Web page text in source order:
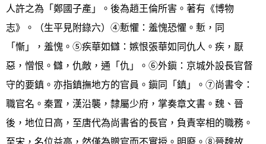
人許之為「鄭國子產」。後為趙王倫所害。著有《博物
志》。（生平見附錄六）④慙懼：羞愧恐懼。慙，同
「慚」，羞愧。⑤疾華如讎：嫉恨張華如同仇人。疾，厭
惡，憎恨。讎，仇敵，通「仇」。⑥外鎭：京城外設長官督
守的要鎮。亦指鎮撫地方的官員。鎭同「鎮」。⑦尚書令：
職官名。秦置，漢沿襲，隸屬少府，掌奏章文書。魏、晉
後，地位日高，至唐代為尚書省的長官，負責宰相的職務。
至宋，名位益高，然僅為贈官而不實授。明廢。⑧晉魏故